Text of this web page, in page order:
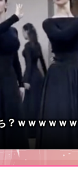
？ｗｗｗｗｗ